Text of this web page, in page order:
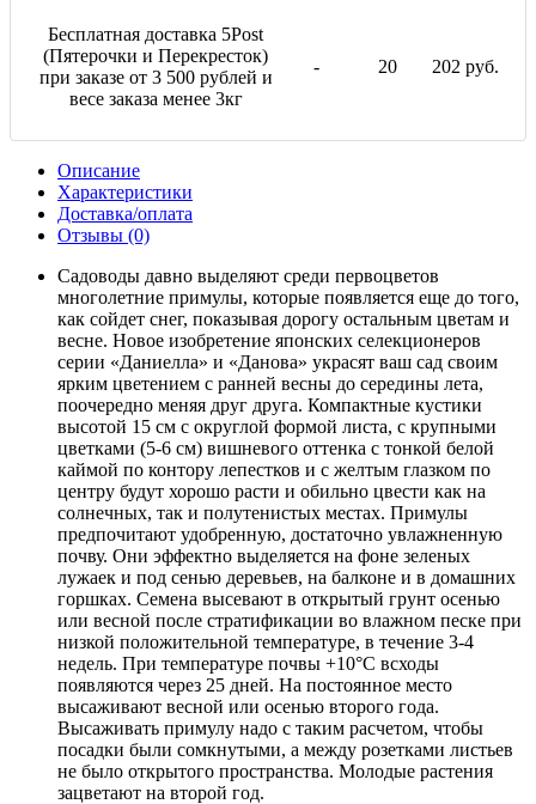
Бесплатная доставка 5Post
(Пятерочки и Перекресток)
при заказе от 3 500 рублей и
весе заказа менее 3кг
- 20 202 руб.
Описание
Характеристики
Доставка/оплата
Отзывы (0)
Садоводы давно выделяют среди первоцветов
многолетние примулы, которые появляется еще до того,
как сойдет снег, показывая дорогу остальным цветам и
весне. Новое изобретение японских селекционеров
серии «Даниелла» и «Данова» украсят ваш сад своим
ярким цветением с ранней весны до середины лета,
поочередно меняя друг друга. Компактные кустики
высотой 15 см с округлой формой листа, с крупными
цветками (5-6 см) вишневого оттенка с тонкой белой
каймой по контору лепестков и с желтым глазком по
центру будут хорошо расти и обильно цвести как на
солнечных, так и полутенистых местах. Примулы
предпочитают удобренную, достаточно увлажненную
почву. Они эффектно выделяется на фоне зеленых
лужаек и под сенью деревьев, на балконе и в домашних
горшках. Семена высевают в открытый грунт осенью
или весной после стратификации во влажном песке при
низкой положительной температуре, в течение 3-4
недель. При температуре почвы +10°С всходы
появляются через 25 дней. На постоянное место
высаживают весной или осенью второго года.
Высаживать примулу надо с таким расчетом, чтобы
посадки были сомкнутыми, а между розетками листьев
не было открытого пространства. Молодые растения
зацветают на второй год.